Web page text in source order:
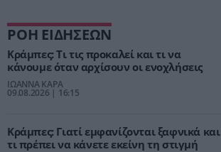
ΡΟΗ ΕΙΔΗΣΕΩΝ
Κράμπες: Τι τις προκαλεί και τι να
κάνουμε όταν αρχίσουν οι ενοχλήσεις
ΙΩΑΝΝΑ ΚΑΡΑ
09.08.2026 | 16:15
Κράμπες: Γιατί εμφανίζονται ξαφνικά και
τι πρέπει να κάνετε εκείνη τη στιγμή